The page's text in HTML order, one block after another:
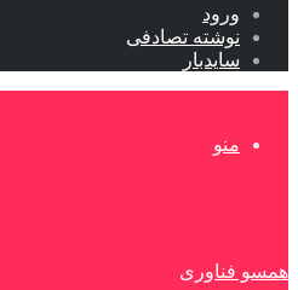
ورود
نوشته تصادفی
سایدبار
منو
همسو فناوری